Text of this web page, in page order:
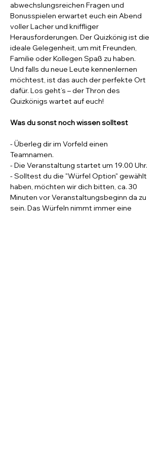
abwechslungsreichen Fragen und
Bonusspielen erwartet euch ein Abend
voller Lacher und kniffliger
Herausforderungen. Der Quizkönig ist die
ideale Gelegenheit, um mit Freunden,
Familie oder Kollegen Spaß zu haben.
Und falls du neue Leute kennenlernen
möchtest, ist das auch der perfekte Ort
dafür. Los geht’s – der Thron des
Quizkönigs wartet auf euch!
Was du sonst noch wissen solltest
- Überleg dir im Vorfeld einen
Teamnamen.
- Die Veranstaltung startet um 19.00 Uhr.
- Solltest du die "Würfel Option" gewählt
haben, möchten wir dich bitten, ca. 30
Minuten vor Veranstaltungsbeginn da zu
sein. Das Würfeln nimmt immer eine